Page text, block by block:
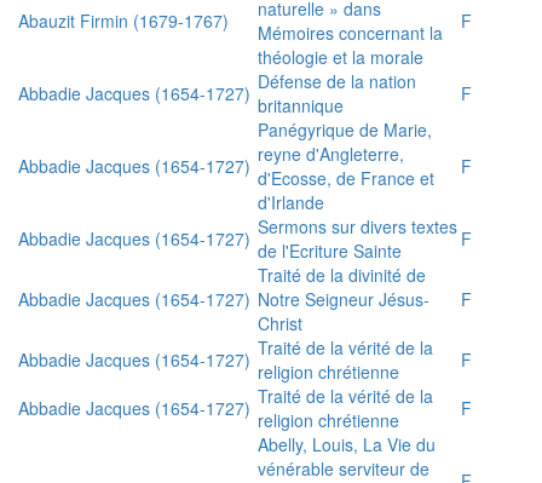
Abauzit Firmin (1679-1767)
naturelle » dans
Mémoires concernant la
théologie et la morale
F
Abbadie Jacques (1654-1727) Défense de la nation
britannique
F
Abbadie Jacques (1654-1727)
Panégyrique de Marie,
reyne d'Angleterre,
d'Ecosse, de France et
d'Irlande
F
Abbadie Jacques (1654-1727) Sermons sur divers textes
de l'Ecriture Sainte
F
Abbadie Jacques (1654-1727)
Traité de la divinité de
Notre Seigneur Jésus-
Christ
F
Abbadie Jacques (1654-1727) Traité de la vérité de la
religion chrétienne
F
Abbadie Jacques (1654-1727) Traité de la vérité de la
religion chrétienne
F
Abelly, Louis, La Vie du
vénérable serviteur de